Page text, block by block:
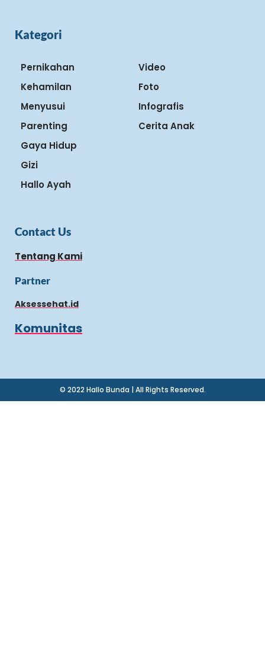
Kategori
Pernikahan
Kehamilan
Menyusui
Parenting
Gaya Hidup
Gizi
Hallo Ayah
Video
Foto
Infografis
Cerita Anak
Contact Us
Tentang Kami
Partner
Aksessehat.id
Komunitas
© 2022 Hallo Bunda | All Rights Reserved.